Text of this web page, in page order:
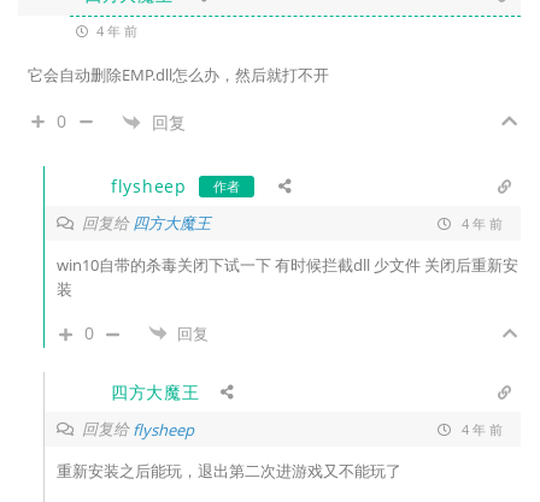
4 年 前
它会自动删除EMP.dll怎么办，然后就打不开
0 回复
flysheep 作者
回复给四方大魔王 4 年 前
win10自带的杀毒关闭下试一下 有时候拦截dll 少文件 关闭后重新安
装
0 回复
四方大魔王
回复给flysheep 4 年 前
重新安装之后能玩，退出第二次进游戏又不能玩了